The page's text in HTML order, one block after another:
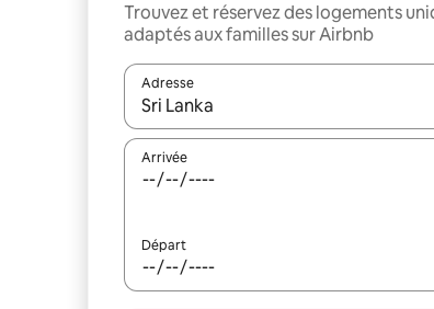
Trouvez et réservez des logements
adaptés aux familles sur Airbnb
Adresse
Lorsque les résultats s'affichent, utilisez
Arrivée
Départ